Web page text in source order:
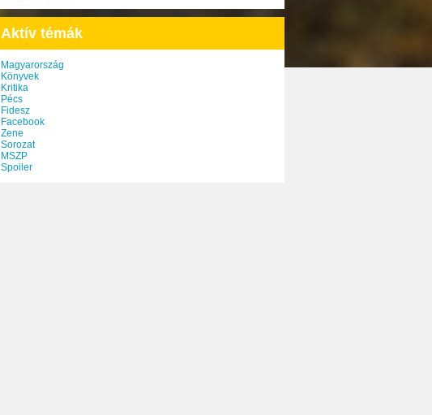
Aktív témák
Magyarország
Könyvek
Kritika
Pécs
Fidesz
Facebook
Zene
Sorozat
MSZP
Spoiler